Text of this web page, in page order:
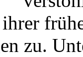
zu.